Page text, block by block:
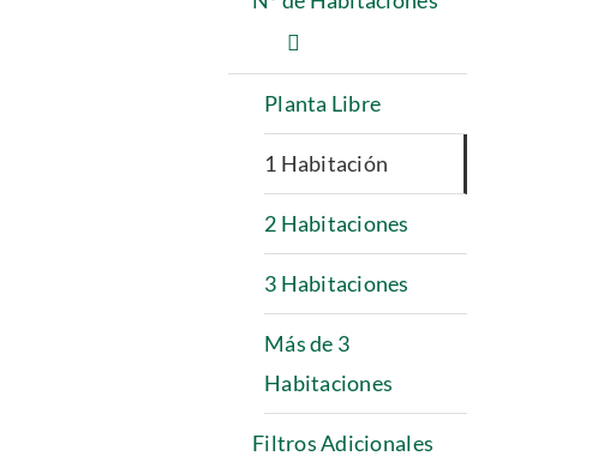
Planta Libre
1 Habitación
2 Habitaciones
3 Habitaciones
Más de 3
Habitaciones
Filtros Adicionales